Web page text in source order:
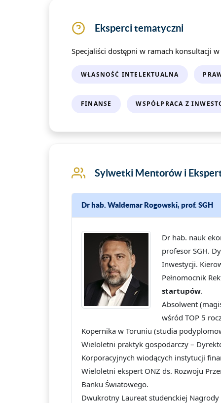
Eksperci tematyczni
Specjaliści dostępni w ramach konsultacji
WŁASNOŚĆ INTELEKTUALNA
FINANSE WSPÓŁPRACA Z
Sylwetki Mentorów i
Dr hab. Waldemar Rogowski, prof. SGH
Dr hab. nauk
profesor SGH.
Inwestycji.
Pełnomocnik
startupów.
Absolwent
wśród TOP 5
Kopernika w Toruniu (studia
Wieloletni praktyk gospodarczy –
Korporacyjnych wiodących instytucji
Wieloletni ekspert ONZ ds. Rozwoju
Banku Światowego.
Dwukrotny Laureat studenckiej Nagrody